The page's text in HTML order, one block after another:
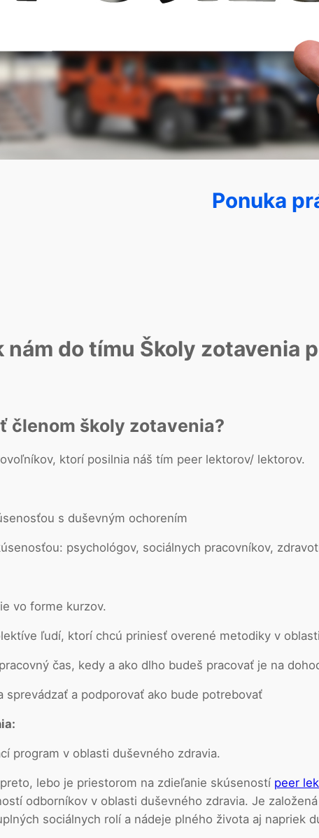
Ponuka
nám do tímu Školy
členom školy zotavenia?
ktorí posilnia náš tím peer lektorov/ lektorov.
s duševným ochorením
psychológov, sociálnych pracovníkov,
forme kurzov.
ktorí chcú priniesť overené metodiky v oblasti
čas, kedy a ako dlho budeš pracovať je na
a podporovať ako bude potrebovať
program v oblasti duševného zdravia.
lebo je priestorom na zdieľanie skúseností peer
odborníkov v oblasti duševného zdravia. Je
sociálnych rolí a nádeje plného života aj napriek